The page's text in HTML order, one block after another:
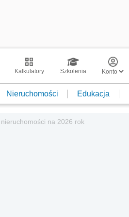
Kalkulatory Szkolenia Konto
Nieruchomości Edukacja
na 2026 rok